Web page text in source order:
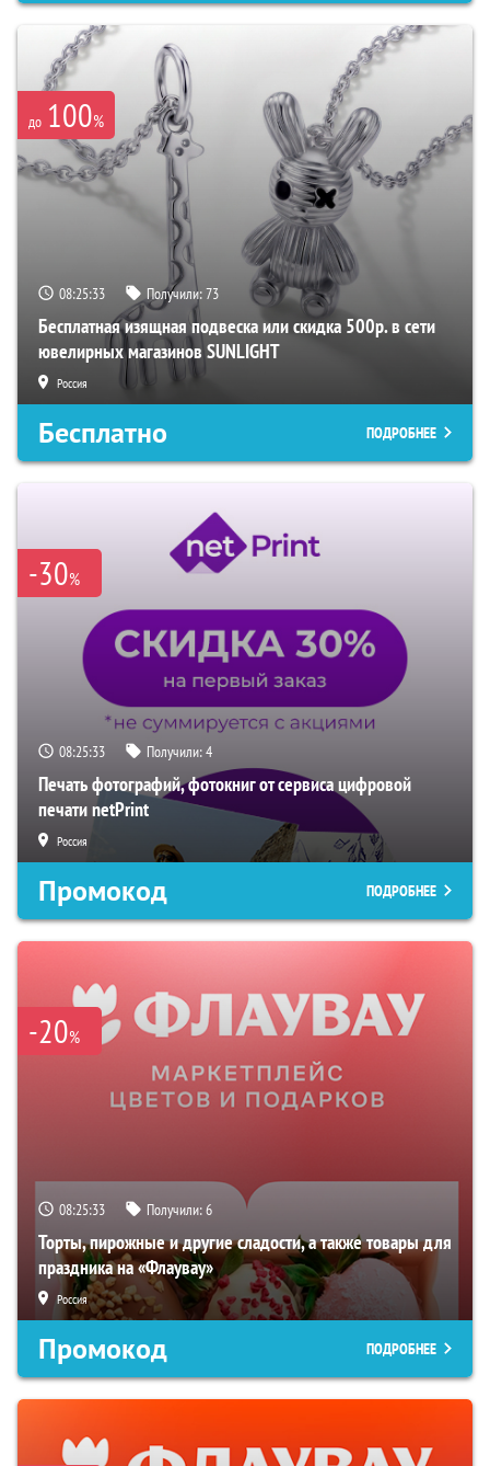
до 100%
08:25:32 Получили:73
Бесплатная изящная подвеска или скидка 500р. в сети
ювелирных магазинов SUNLIGHT
Россия
Бесплатно ПОДРОБНЕЕ
-30%
08:25:32 Получили:4
Печать фотографий, фотокниг от сервиса цифровой
печати netPrint
Россия
Промокод ПОДРОБНЕЕ
-20%
08:25:32 Получили:6
Торты, пирожные и другие сладости, а также товары для
праздника на «Флаувау»
Россия
Промокод ПОДРОБНЕЕ